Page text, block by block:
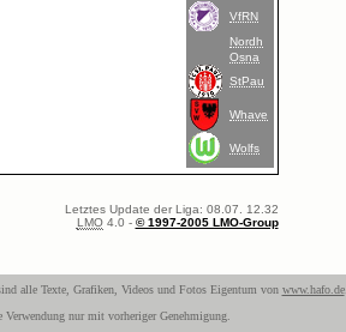
VfRN
Nordh
Osna
StPau
Whave
Wolfs
Letztes Update der Liga: 08.07. 12.32
LMO4.0 - © 1997-2005 LMO-Group
alle Texte, Grafiken, Videos und Fotos Eigentum von www.hafo.de.
Verwendung nur mit vorheriger Genehmigung.